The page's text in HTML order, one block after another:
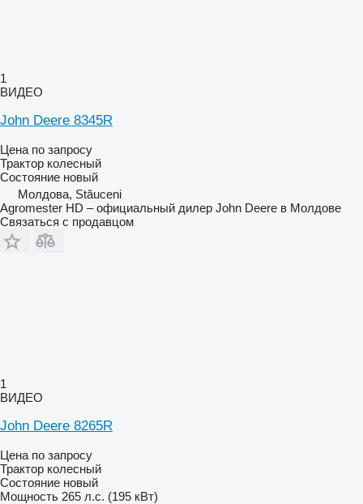
1
ВИДЕО
John Deere 8345R
Цена по запросу
Трактор колесный
Состояние новый
Молдова, Stăuceni
Agromester HD – официальный дилер John Deere в Молдове
Связаться с продавцом
1
ВИДЕО
John Deere 8265R
Цена по запросу
Трактор колесный
Состояние новый
Мощность 265 л.с. (195 кВт)